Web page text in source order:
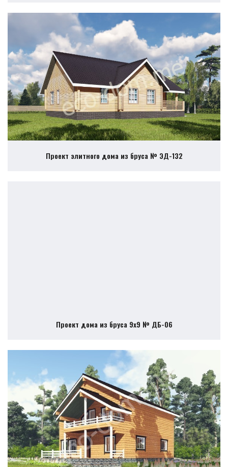
Проект элитного дома из бруса № ЭД-132
Проект дома из бруса 9х9 № ДБ-06